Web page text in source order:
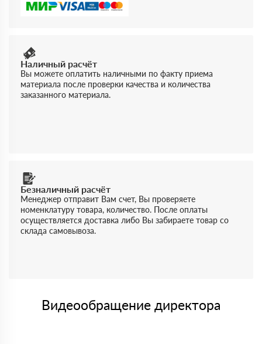
Наличный расчёт
Вы можете оплатить наличными по факту приема
материала после проверки качества и количества
заказанного материала.
Безналичный расчёт
Менеджер отправит Вам счет, Вы проверяете
номенклатуру товара, количество. После оплаты
осуществляется доставка либо Вы забираете товар со
склада самовывоза.
Видеообращение директора